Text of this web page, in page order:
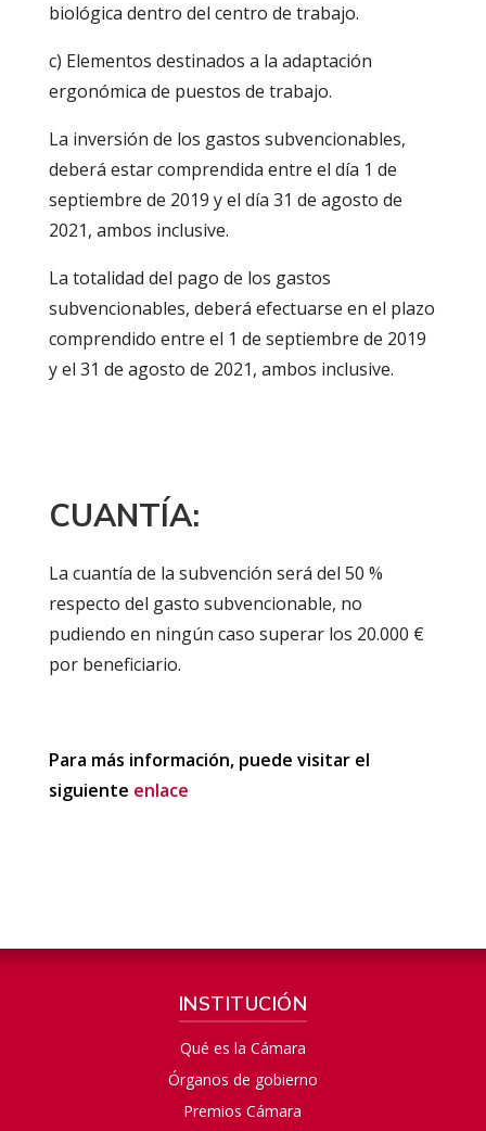
biológica dentro del centro de trabajo.
c) Elementos destinados a la adaptación
ergonómica de puestos de trabajo.
La inversión de los gastos subvencionables,
deberá estar comprendida entre el día 1 de
septiembre de 2019 y el día 31 de agosto de
2021, ambos inclusive.
La totalidad del pago de los gastos
subvencionables, deberá efectuarse en el plazo
comprendido entre el 1 de septiembre de 2019
y el 31 de agosto de 2021, ambos inclusive.
CUANTÍA:
La cuantía de la subvención será del 50 %
respecto del gasto subvencionable, no
pudiendo en ningún caso superar los 20.000 €
por beneficiario.
Para más información, puede visitar el
siguiente enlace
INSTITUCIÓN
Qué es la Cámara
Órganos de gobierno
Premios Cámara